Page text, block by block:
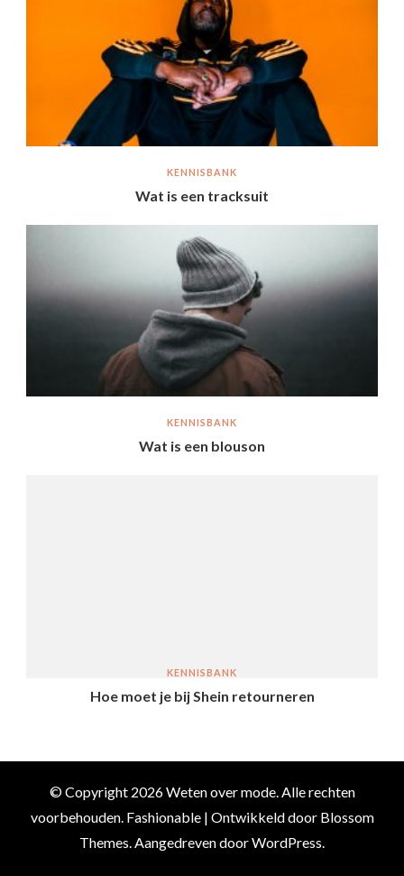
KENNISBANK
Wat is een tracksuit
KENNISBANK
Wat is een blouson
KENNISBANK
Hoe moet je bij Shein retourneren
© Copyright 2026Weten over mode. Alle rechten
voorbehouden. Fashionable | Ontwikkeld door Blossom
Themes. Aangedreven doorWordPress.